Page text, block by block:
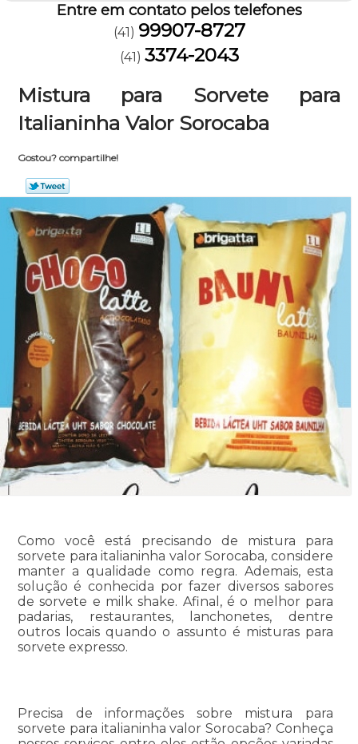
Entre em contato pelos telefones
(41) 99907-8727
(41) 3374-2043
Mistura para Sorvete para
Italianinha Valor Sorocaba
Gostou? compartilhe!
Como você está precisando de mistura para
sorvete para italianinha valor Sorocaba, considere
manter a qualidade como regra. Ademais, esta
solução é conhecida por fazer diversos sabores
de sorvete e milk shake. Afinal, é o melhor para
padarias, restaurantes, lanchonetes, dentre
outros locais quando o assunto é misturas para
sorvete expresso.
Precisa de informações sobre mistura para
sorvete para italianinha valor Sorocaba? Conheça